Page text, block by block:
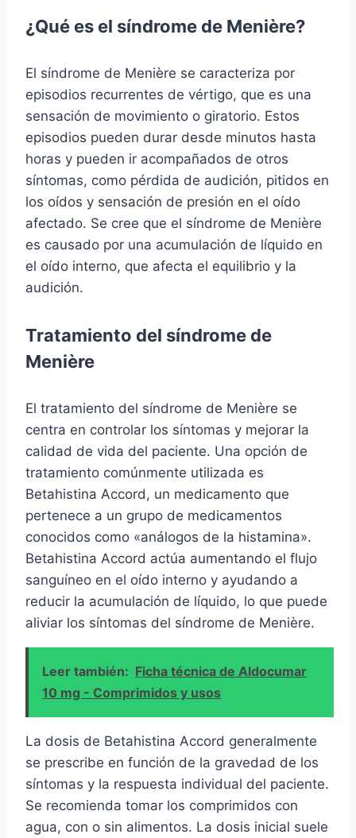
¿Qué es el síndrome de Menière?
El síndrome de Menière se caracteriza por
episodios recurrentes de vértigo, que es una
sensación de movimiento o giratorio. Estos
episodios pueden durar desde minutos hasta
horas y pueden ir acompañados de otros
síntomas, como pérdida de audición, pitidos en
los oídos y sensación de presión en el oído
afectado. Se cree que el síndrome de Menière
es causado por una acumulación de líquido en
el oído interno, que afecta el equilibrio y la
audición.
Tratamiento del síndrome de
Menière
El tratamiento del síndrome de Menière se
centra en controlar los síntomas y mejorar la
calidad de vida del paciente. Una opción de
tratamiento comúnmente utilizada es
Betahistina Accord, un medicamento que
pertenece a un grupo de medicamentos
conocidos como «análogos de la histamina».
Betahistina Accord actúa aumentando el flujo
sanguíneo en el oído interno y ayudando a
reducir la acumulación de líquido, lo que puede
aliviar los síntomas del síndrome de Menière.
Leer también: Ficha técnica de Aldocumar
10 mg - Comprimidos y usos
La dosis de Betahistina Accord generalmente
se prescribe en función de la gravedad de los
síntomas y la respuesta individual del paciente.
Se recomienda tomar los comprimidos con
agua, con o sin alimentos. La dosis inicial suele